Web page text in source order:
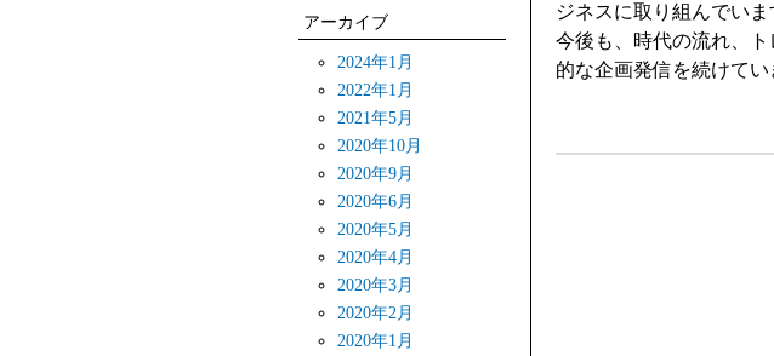
ジネスに取り組んでいま
今後も、時代の流れ、
的な企画発信を続けてい
アーカイブ
2024年1月
2022年1月
2021年5月
2020年10月
2020年9月
2020年6月
2020年5月
2020年4月
2020年3月
2020年2月
2020年1月